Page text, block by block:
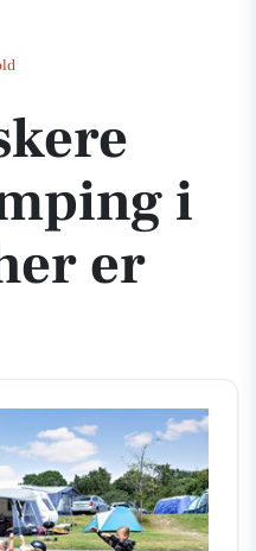
– her er hvorfor
i
er